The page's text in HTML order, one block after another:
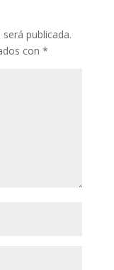
publicada.
con *